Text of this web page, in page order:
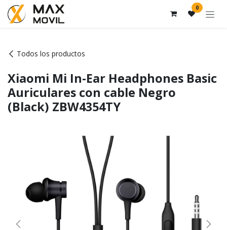
Ir al contenido 0
Todos los productos
Xiaomi Mi In-Ear Headphones Basic
Auriculares con cable Negro
(Black) ZBW4354TY